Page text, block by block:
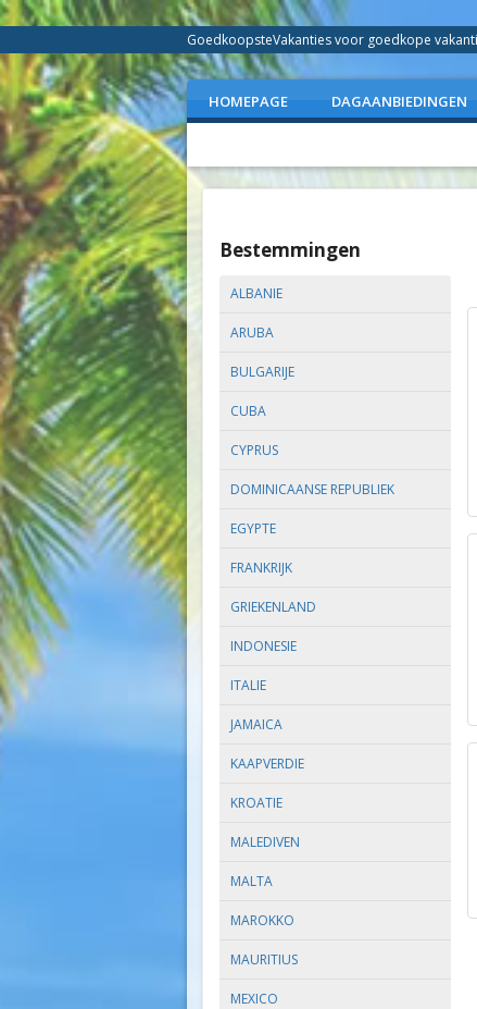
GoedkoopsteVakanties voor goedkope
HOMEPAGE DAGAANBIEDINGEN
Bestemmingen
ALBANIE
ARUBA
BULGARIJE
CUBA
CYPRUS
DOMINICAANSE REPUBLIEK
EGYPTE
FRANKRIJK
GRIEKENLAND
INDONESIE
ITALIE
JAMAICA
KAAPVERDIE
KROATIE
MALEDIVEN
MALTA
MAROKKO
MAURITIUS
MEXICO